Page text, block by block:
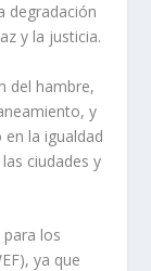
degradación
y la justicia.
del hambre,
y
la igualdad
ciudades y
los
ya que